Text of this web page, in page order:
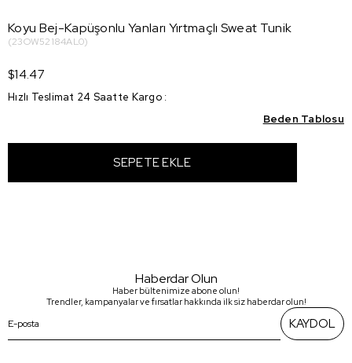
Koyu Bej-Kapüşonlu Yanları Yırtmaçlı Sweat Tunik
(23OW52184AL0)
$14.47
Hızlı Teslimat 24 Saatte Kargo :
Beden Tablosu
Haberdar Olun
Haber bültenimize abone olun!
Trendler, kampanyalar ve fırsatlar hakkında ilk siz haberdar olun!
KAYDOL